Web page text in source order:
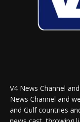
V4 News Channel
News Channel and
and Gulf countries